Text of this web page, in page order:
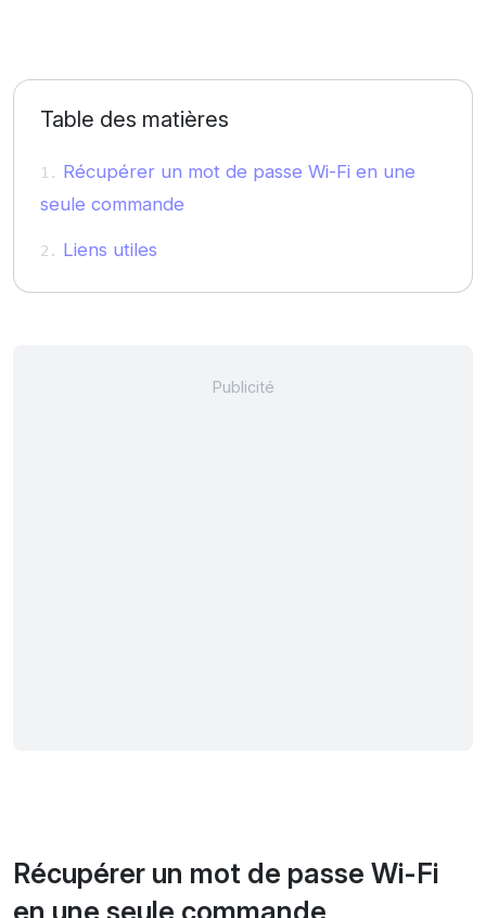
Table des matières
Récupérer un mot de passe Wi-Fi en une
seule commande
Liens utiles
Récupérer un mot de passe Wi-Fi